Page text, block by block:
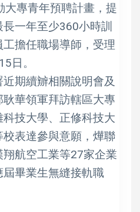
大專青年預聘計畫，提
一年至少360小時訓
擔任職場導師，受理
日。
期續辧相關說明會及
華領軍拜訪轄區大專
技大學、正修科技大
表達參與意願，燁聯
航空工業等27家企業
畢業生無縫接軌職